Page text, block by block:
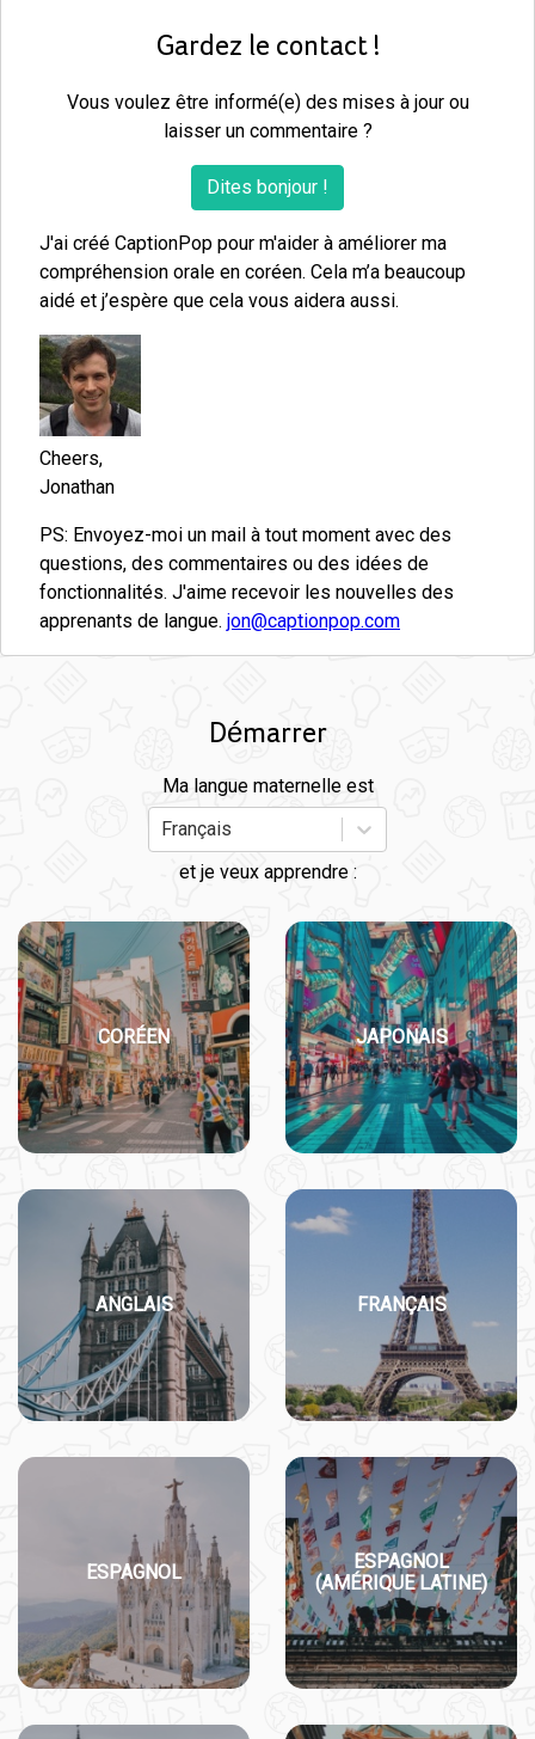
Gardez le contact !
Vous voulez être informé(e) des mises à jour ou
laisser un commentaire ?
Dites bonjour !
J'ai créé CaptionPop pour m'aider à améliorer ma
compréhension orale en coréen. Cela m’a beaucoup
aidé et j’espère que cela vous aidera aussi.
Cheers,
Jonathan
PS: Envoyez-moi un mail à tout moment avec des
questions, des commentaires ou des idées de
fonctionnalités. J'aime recevoir les nouvelles des
apprenants de langue. jon@captionpop.com
Démarrer
Ma langue maternelle est
Français
et je veux apprendre :
CORÉEN JAPONAIS
ANGLAIS FRANÇAIS
ESPAGNOL
ESPAGNOL
(AMÉRIQUE LATINE)